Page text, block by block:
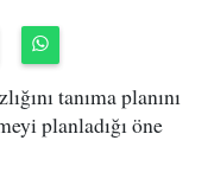
tanıma planını
planladığı öne